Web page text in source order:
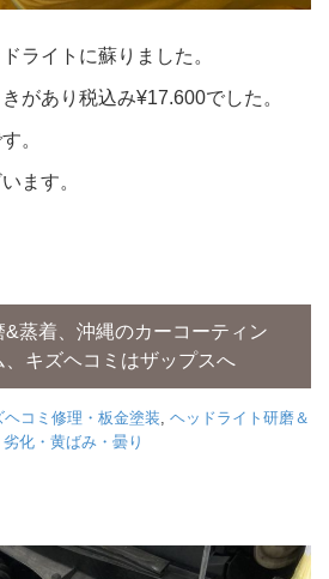
ライトに蘇りました。
があり税込み¥17.600でした。
。
ます。
蒸着、沖縄のカーコーティン
、キズヘコミはザップスへ
ヘコミ修理・板金塗装 ヘッドライト研磨＆
化・黄ばみ・曇り